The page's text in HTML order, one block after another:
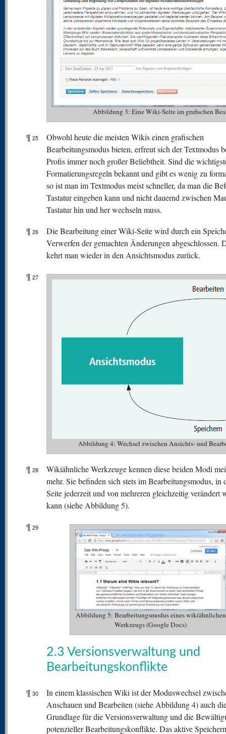
Abbildung 3: Eine Wiki-Seite im grafischen
¶ 25
Obwohl heute die meisten Wikis einen grafischen
Bearbeitungsmodus bieten, erfreut sich der Textmodus
Profis immer noch großer Beliebtheit. Sind die
Formatierungsregeln bekannt und gibt es wenig zu
so ist man im Textmodus meist schneller, da man die
Tastatur eingeben kann und nicht dauernd zwischen
Tastatur hin und her wechseln muss.
¶ 26
Die Bearbeitung einer Wiki-Seite wird durch ein
Verwerfen der gemachten Änderungen abgeschlossen.
kehrt man wieder in den Ansichtsmodus zurück.
¶ 27
Abbildung 4: Wechsel zwischen Ansichts- und
¶ 28
Wikiähnliche Werkzeuge kennen diese beiden Modi
mehr. Sie befinden sich stets im Bearbeitungsmodus, in
Seite jederzeit und von mehreren gleichzeitig verändert
kann (siehe Abbildung 5).
¶ 29
Abbildung 5: Bearbeitungsmodus eines wikiähnlichen
Werkzeugs (Google Docs)
2.3 Versionsverwaltung und
Bearbeitungskonflikte
¶ 30
In einem klassischen Wiki ist der Moduswechsel
Anschauen und Bearbeiten (siehe Abbildung 4) auch
Grundlage für die Versionsverwaltung und die
potenzieller Bearbeitungskonflikte. Das aktive